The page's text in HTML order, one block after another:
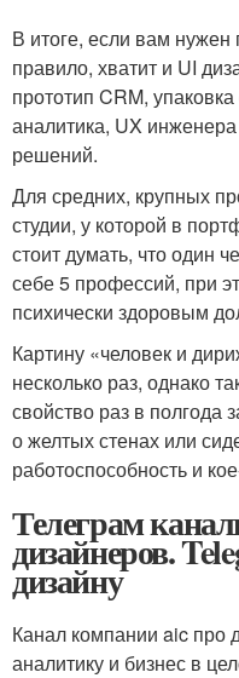
В итоге, если вам нужен
правило, хватит и UI
прототип CRM,
аналитика, UX
решений.
Для средних, крупных
студии, у которой в
стоит думать, что один
себе 5 профессий, при
психически здоровым
Картину «человек и
несколько раз, однако
свойство раз в полгода
о желтых стенах или
работоспособность и
Телеграм
дизайнеров.
дизайну
Канал компании aic про
аналитику и бизнес в